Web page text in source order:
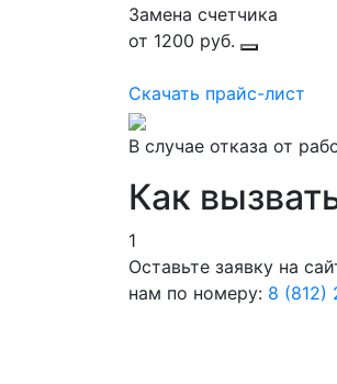
Замена счетчика
от 1200 руб.
Скачать прайс-лист
В случае отказа от
Как
1
Оставьте заявку на
нам по номеру: 8 (812)